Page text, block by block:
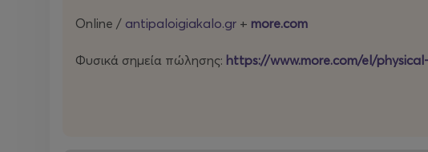
🎟️ ΜΗ ΧΑΣΕΤΕ ΘΕΣΗ!
Οι προβολές είναιμοναδικές και περιορισμένες. Αν θέλετε το
Online / antipaloigiakalo.gr + more.com
Φυσικά σημεία πώλησης: https://www.more.com/el/physical